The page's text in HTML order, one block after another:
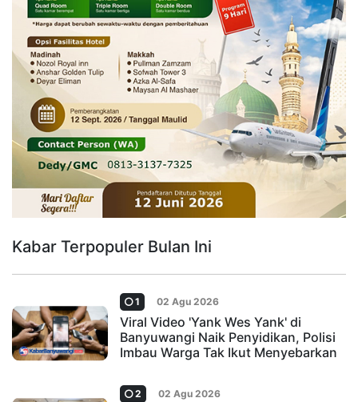
Kabar Terpopuler Bulan Ini
1 02 Agu 2026
Viral Video 'Yank Wes Yank' di
Banyuwangi Naik Penyidikan, Polisi
Imbau Warga Tak Ikut Menyebarkan
2 02 Agu 2026